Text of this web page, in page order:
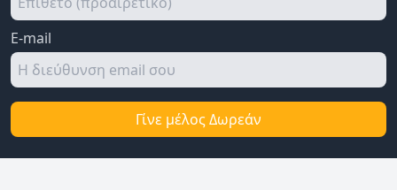
E-mail
Γίνε μέλος Δωρεάν